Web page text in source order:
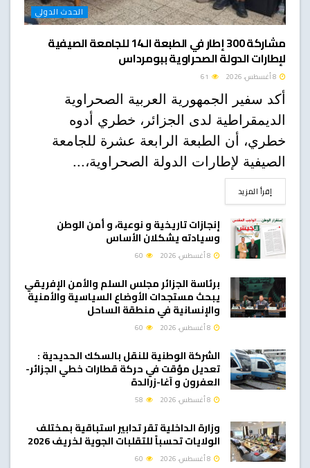
الحدث الدولي
مشاركة 300 إطار في الطبعة الـ14 للجامعة الصيفية
لإطارات الدولة الصحراوية ببومرداس
أكد سفير الجمهورية العربية الصحراوية
الديمقراطية لدى الجزائر، خطري أدوه
خطري، أن الطبعة الرابعة عشرة للجامعة
الصيفية لإطارات الدولة الصحراوية،...
إقرأ المزيدDETAILS
إنجازات تاريخية و نوعية، و أمن الوطن
وسيادته يشكلان الأساس
برئاسة الجزائر مجلس السلم والأمن الإفريقي
يبحث مستجدات الأوضاع السياسية والأمنية
والإنسانية في منطقة الساحل
الشركة الوطنية للنقل بالسكك الحديدية :
تعديل مؤقت في حركة قطارات خطي الجزائر-
العفرون و آغا-زرالدة
وزارة الداخلية تقر تدابير استباقية بمختلف
الولايات تحسباً للتقلبات الجوية لخريف 2026